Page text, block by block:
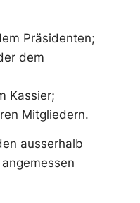
Präsidenten;
dem
Kassier;
Mitgliedern.
ausserhalb